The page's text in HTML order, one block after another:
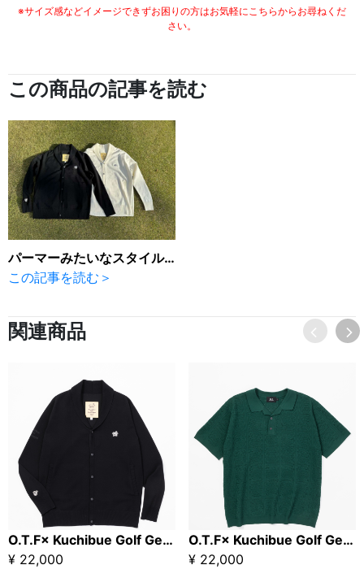
※サイズ感などイメージできずお困りの方はお気軽にこちらからお尋ねくだ
さい。
この商品の記事を読む
パーマーみたいなスタイルで…。
この記事を読む＞
関連商品
O.T.F× Kuchibue Golf Gentleman the “HUT” edition ショールカラーニット ブラック
¥ 22,000
O.T.F× Kuchibue Golf Gentleman the “HUT” edition ニットポロシャツ グリーン
¥ 22,000